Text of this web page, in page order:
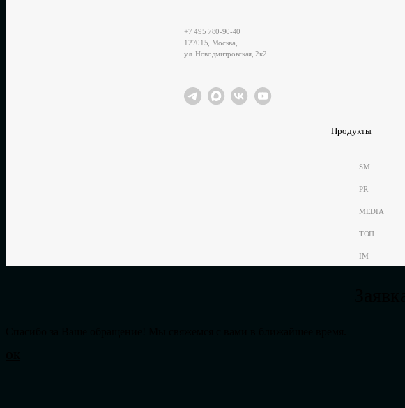
+7 495 780-90-40
127015, Москва,
ул. Новодмитровская, 2к2
Продукты
SM
PR
MEDIA
ТОП
IM